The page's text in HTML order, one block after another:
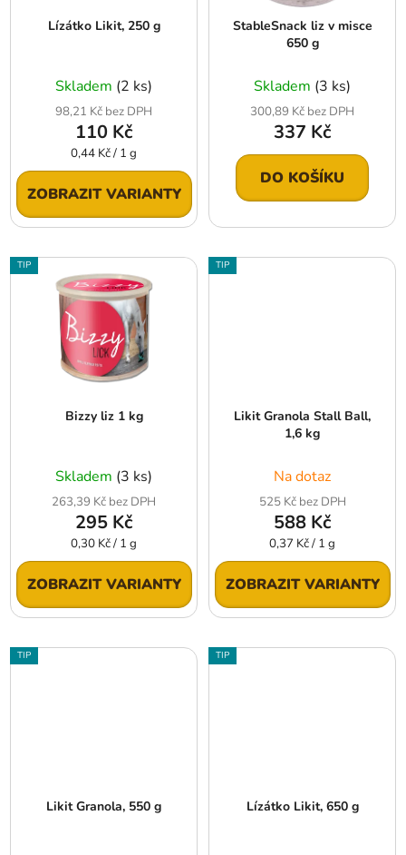
Lízátko Likit, 250 g
Skladem (2 ks)
98,21 Kč bez DPH
110 Kč
Měrná
cena:
0,44 Kč / 1 g
ZOBRAZIT VARIANTY
StableSnack liz v misce
650 g
Skladem (3 ks)
300,89 Kč bez DPH
337 Kč
DO KOŠÍKU
TIP
Bizzy liz 1 kg
Skladem (3 ks)
263,39 Kč bez DPH
295 Kč
Měrná
cena:
0,30 Kč / 1 g
ZOBRAZIT VARIANTY
TIP
Likit Granola Stall Ball,
1,6 kg
Na dotaz
525 Kč bez DPH
588 Kč
Měrná
cena:
0,37 Kč / 1 g
ZOBRAZIT VARIANTY
TIP
Likit Granola, 550 g
TIP
Lízátko Likit, 650 g